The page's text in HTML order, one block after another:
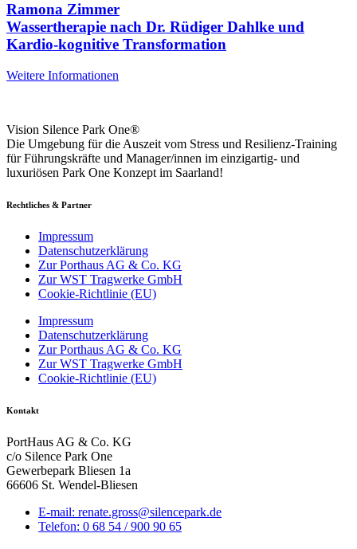
Ramona Zimmer
Wassertherapie nach Dr. Rüdiger Dahlke und
Kardio-kognitive Transformation
Weitere Informationen
Vision Silence Park One®
Die Umgebung für die Auszeit vom Stress und Resilienz-Training
für Führungskräfte und Manager/innen im einzigartig- und
luxuriösen Park One Konzept im Saarland!
Rechtliches & Partner
Impressum
Datenschutzerklärung
Zur Porthaus AG & Co. KG
Zur WST Tragwerke GmbH
Cookie-Richtlinie (EU)
Impressum
Datenschutzerklärung
Zur Porthaus AG & Co. KG
Zur WST Tragwerke GmbH
Cookie-Richtlinie (EU)
Kontakt
PortHaus AG & Co. KG
c/o Silence Park One
Gewerbepark Bliesen 1a
66606 St. Wendel-Bliesen
E-mail: renate.gross@silencepark.de
Telefon: 0 68 54 / 900 90 65